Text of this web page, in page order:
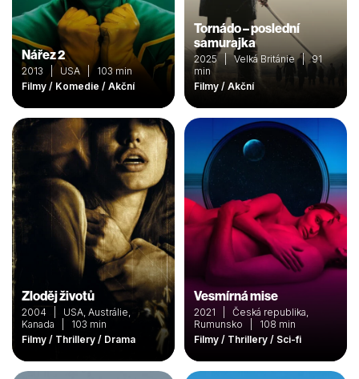
Nářez 2
2013 | USA | 103 min
Filmy / Komedie / Akční
Tornádo – poslední
samurajka
2025 | Velká Británie | 91
min
Filmy / Akční
Zloděj životů
2004 | USA, Austrálie,
Kanada | 103 min
Filmy / Thrillery / Drama
Vesmírná mise
2021 | Česká republika,
Rumunsko | 108 min
Filmy / Thrillery / Sci-fi